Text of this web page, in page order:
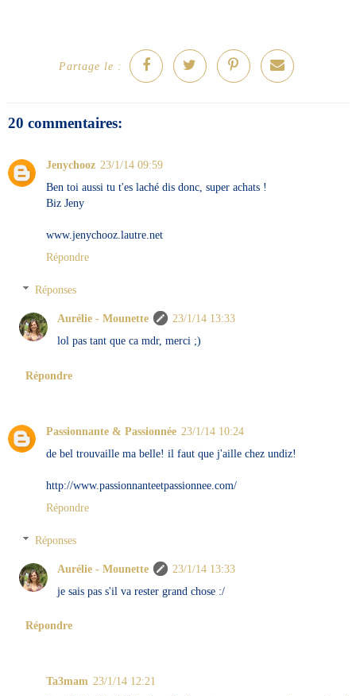
Partage le :
20 commentaires:
Jenychooz 23/1/14 09:59
Ben toi aussi tu t'es laché dis donc, super achats !
Biz Jeny
www.jenychooz.lautre.net
Répondre
Réponses
Aurélie - Mounette
23/1/14 13:33
lol pas tant que ca mdr, merci ;)
Répondre
Passionnante & Passionnée 23/1/14 10:24
de bel trouvaille ma belle! il faut que j'aille chez undiz!
http://www.passionnanteetpassionnee.com/
Répondre
Réponses
Aurélie - Mounette
23/1/14 13:33
je sais pas s'il va rester grand chose :/
Répondre
Ta3mam 23/1/14 12:21